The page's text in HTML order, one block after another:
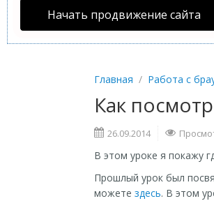
Начать продвижение сайта
Главная / Работа с
Как
26.09.2014
В этом уроке я покажу
Прошлый урок был
можете здесь. В этом